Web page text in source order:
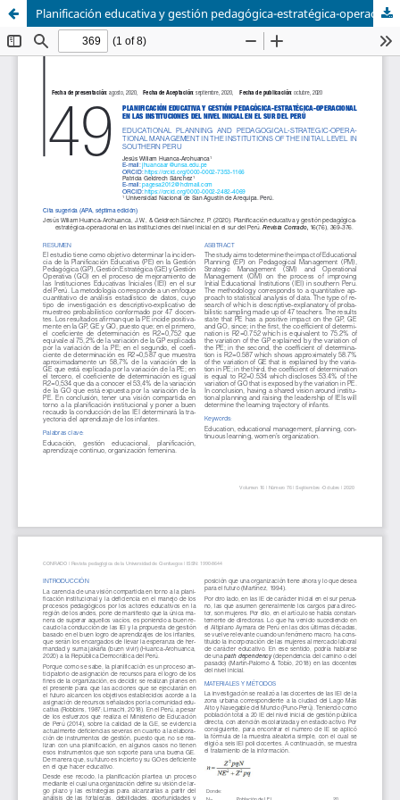
Planificación educativa y gestión pedagógica-estratégica-operacional en las instituciones del nivel inicial en el sur del Perú